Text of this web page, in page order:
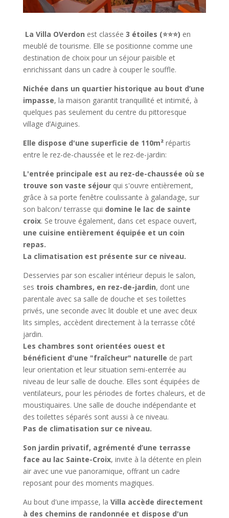
La Villa OVerdon est classée 3 étoiles (⭐⭐⭐) en
meublé de tourisme. Elle se positionne comme une
destination de choix pour un séjour paisible et
enrichissant dans un cadre à couper le souffle.
Nichée dans un quartier historique au bout d’une
impasse, la maison garantit tranquillité et intimité, à
quelques pas seulement du centre du pittoresque
village d’Aiguines.
Elle dispose d'une superficie de 110m²répartis
entre le rez-de-chaussée et le rez-de-jardin:
L'entrée principale est au rez-de-chaussée où se
trouve son vaste séjourqui s'ouvre entièrement,
grâce à sa porte fenêtre coulissante à galandage, sur
son balcon/ terrasse qui domine le lac de sainte
croix. Se trouve également, dans cet espace ouvert,
une cuisine entièrement équipée et un coin
repas.
La climatisation est présente sur ce niveau.
Desservies par son escalier intérieur depuis le salon,
ses trois chambres, en rez-de-jardin, dont une
parentale avec sa salle de douche et ses toilettes
privés, une seconde avec lit double et une avec deux
lits simples, accèdent directement à la terrasse côté
jardin.
Les chambres sont orientées ouest et
bénéficient d'une "fraîcheur" naturelle de part
leur orientation et leur situation semi-enterrée au
niveau de leur salle de douche. Elles sont équipées de
ventilateurs, pour les périodes de fortes chaleurs, et de
moustiquaires. Une salle de douche indépendante et
des toilettes séparés sont aussi à ce niveau.
Pas de climatisation sur ce niveau.
Son jardin privatif, agrémenté d’une terrasse
face au lac Sainte-Croix, invite à la détente en plein
air avec une vue panoramique, offrant un cadre
reposant pour des moments magiques.
Au bout d'une impasse, la Villa accède directement
à des chemins de randonnée et dispose d'un